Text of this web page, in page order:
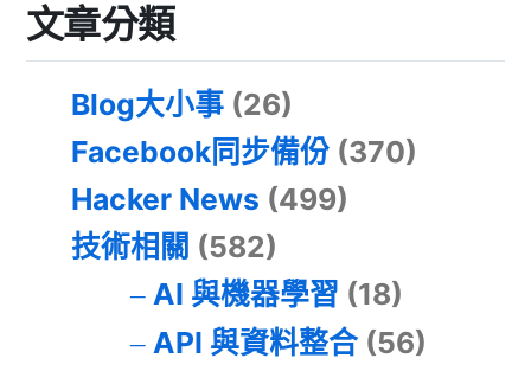
文章分類
Blog大小事 (26)
Facebook同步備份 (370)
Hacker News (499)
技術相關 (582)
AI 與機器學習 (18)
API 與資料整合(56)